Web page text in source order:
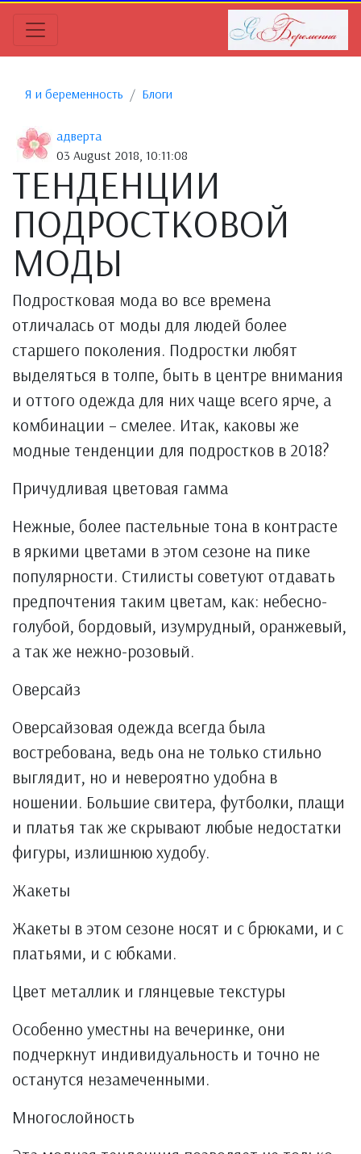
Я и беременность Блоги
адверта
03 August 2018, 10:11:08
ТЕНДЕНЦИИ
ПОДРОСТКОВОЙ
МОДЫ
Подростковая мода во все времена
отличалась от моды для людей более
старшего поколения. Подростки любят
выделяться в толпе, быть в центре внимания
и оттого одежда для них чаще всего ярче, а
комбинации – смелее. Итак, каковы же
модные тенденции для подростков в 2018?
Причудливая цветовая гамма
Нежные, более пастельные тона в контрасте
в яркими цветами в этом сезоне на пике
популярности. Стилисты советуют отдавать
предпочтения таким цветам, как: небесно-
голубой, бордовый, изумрудный, оранжевый,
а так же нежно-розовый.
Оверсайз
Оверсайзовая одежда всегда была
востребована, ведь она не только стильно
выглядит, но и невероятно удобна в
ношении. Большие свитера, футболки, плащи
и платья так же скрывают любые недостатки
фигуры, излишнюю худобу.
Жакеты
Жакеты в этом сезоне носят и с брюками, и с
платьями, и с юбками.
Цвет металлик и глянцевые текстуры
Особенно уместны на вечеринке, они
подчеркнут индивидуальность и точно не
останутся незамеченными.
Многослойность